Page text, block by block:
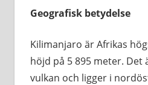
Geografisk betydelse
Kilimanjaro är Afrikas
höjd på 5 895 meter. Det
vulkan och ligger i